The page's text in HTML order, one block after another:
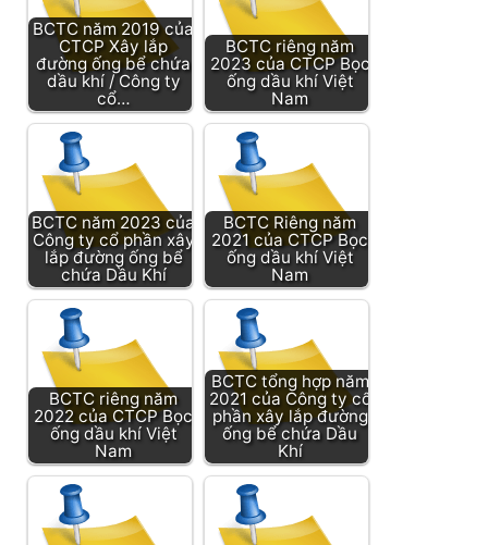
BCTC năm 2019 của
CTCP Xây lắp
đường ống bể chứa
dầu khí / Công ty
cổ…
BCTC riêng năm
2023 của CTCP Bọc
ống dầu khí Việt
Nam
BCTC năm 2023 của
Công ty cổ phần xây
lắp đường ống bể
chứa Dầu Khí
BCTC Riêng năm
2021 của CTCP Bọc
ống dầu khí Việt
Nam
BCTC riêng năm
2022 của CTCP Bọc
ống dầu khí Việt
Nam
BCTC tổng hợp năm
2021 của Công ty cổ
phần xây lắp đường
ống bể chứa Dầu
Khí